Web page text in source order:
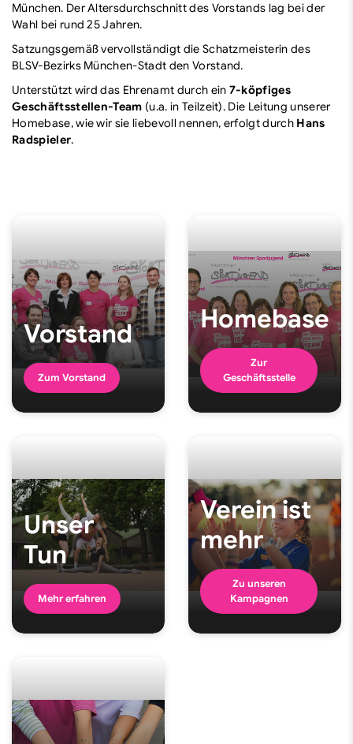
München. Der Altersdurchschnitt des Vorstands lag bei der
Wahl bei rund 25 Jahren.
Satzungsgemäß vervollständigt die Schatzmeisterin des
BLSV-Bezirks München-Stadt den Vorstand.
Unterstützt wird das Ehrenamt durch ein 7-köpfiges
Geschäftsstellen-Team (u.a. in Teilzeit). Die Leitung unserer
Homebase, wie wir sie liebevoll nennen, erfolgt durch Hans
Radspieler.
Vorstand
Zum Vorstand
Homebase
Zur
Geschäftsstelle
Unser
Tun
Mehr erfahren
Verein ist
mehr
Zu unseren
Kampagnen